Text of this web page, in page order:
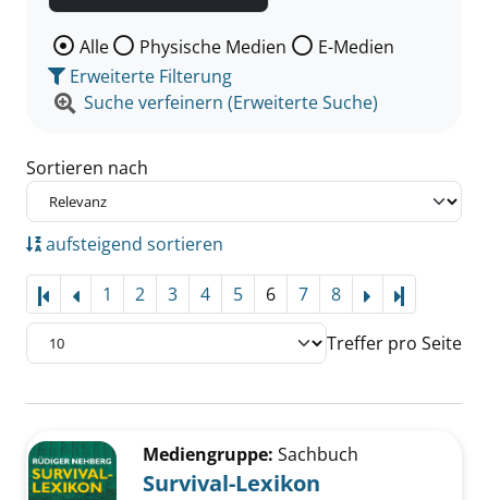
Wählen Sie die Medienart nach der Sie suchen wollen.
Alle Physische Medien
E-Medien
Erweiterte Filterung
Suche verfeinern (Erweiterte Suche)
Sortieren nach
aufsteigend sortieren
1 2 3 4 5 6 7 8
Treffer pro Seite
Zu den Suchfiltern springen
Mediengruppe: Sachbuch
Survival-Lexikon